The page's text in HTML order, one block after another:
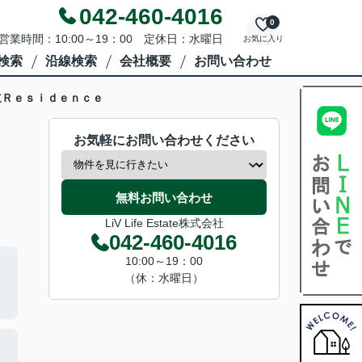
042-460-4016
業時間：10:00～19：00 定休日：水曜日 お気に入り
0
索 沿線検索 会社概要 お問い合わせ
ｅｓｉｄｅｎｃｅ
お気軽にお問い合わせください
無料お問い合わせ
LiV Life Estate株式会社
042-460-4016
10:00～19：00
（休：水曜日）